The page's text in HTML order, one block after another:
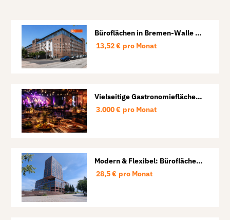
Büroflächen in Bremen-Walle |
Tiefgarage
13,52 € pro Monat
Vielseitige Gastronomiefläche
und Events.
3.000 € pro Monat
Modern & Flexibel: Büroflächen
795 m²
28,5 € pro Monat